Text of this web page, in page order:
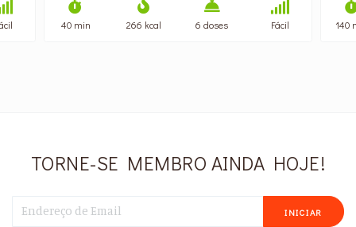
40 min 266 kcal 6 doses Fácil 140
TORNE-SE MEMBRO AINDA HOJE!
INICIAR